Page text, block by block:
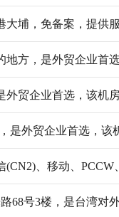
埔，免备案，提供
方，是外贸企业首
贸企业首选，该机
外贸企业首选，该
、移动、PCCW
68号3楼，是台湾对